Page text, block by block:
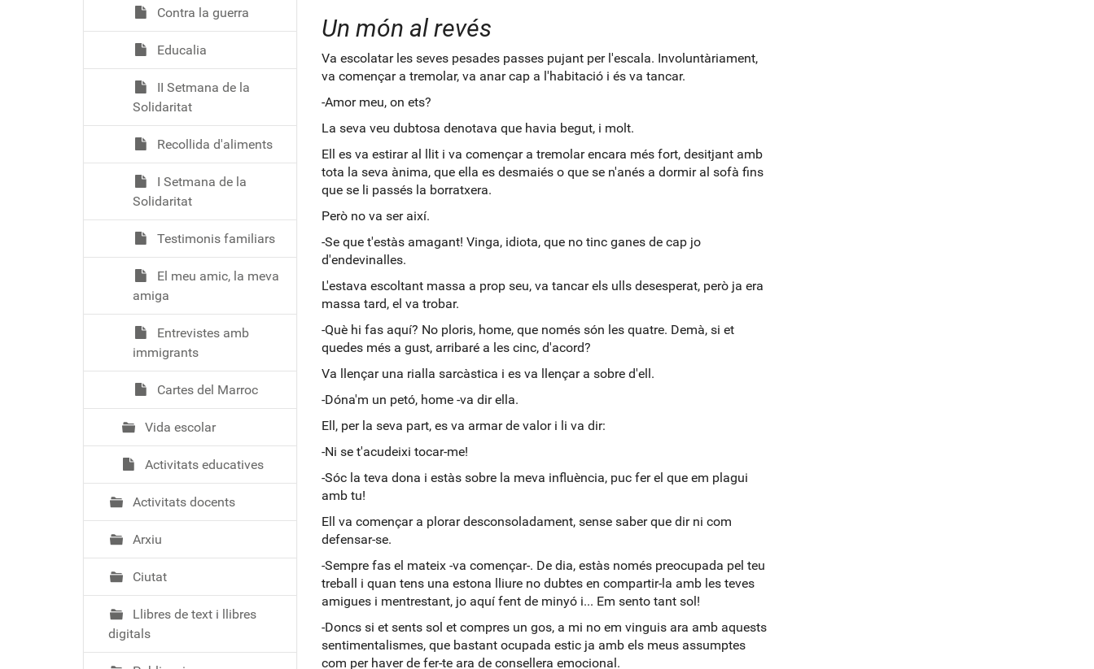
Un món al revés
Va escolatar les seves pesades passes pujant per l'escala. Involuntàriament,
va començar a tremolar, va anar cap a l'habitació i és va tancar.
-Amor meu, on ets?
La seva veu dubtosa denotava que havia begut, i molt.
Ell es va estirar al llit i va començar a tremolar encara més fort, desitjant amb
tota la seva ànima, que ella es desmaiés o que se n'anés a dormir al sofà fins
que se li passés la borratxera.
Però no va ser així.
-Se que t'estàs amagant! Vinga, idiota, que no tinc ganes de cap jo
d'endevinalles.
L'estava escoltant massa a prop seu, va tancar els ulls desesperat, però ja era
massa tard, el va trobar.
-Què hi fas aquí? No ploris, home, que només són les quatre. Demà, si et
quedes més a gust, arribaré a les cinc, d'acord?
Va llençar una rialla sarcàstica i es va llençar a sobre d'ell.
-Dóna'm un petó, home -va dir ella.
Ell, per la seva part, es va armar de valor i li va dir:
-Ni se t'acudeixi tocar-me!
-Sóc la teva dona i estàs sobre la meva influència, puc fer el que em plagui
amb tu!
Ell va començar a plorar desconsoladament, sense saber que dir ni com
defensar-se.
-Sempre fas el mateix -va començar-. De dia, estàs només preocupada pel teu
treball i quan tens una estona lliure no dubtes en compartir-la amb les teves
amigues i mentrestant, jo aquí fent de minyó i... Em sento tant sol!
-Doncs si et sents sol et compres un gos, a mi no em vinguis ara amb aquests
sentimentalismes, que bastant ocupada estic ja amb els meus assumptes
com per haver de fer-te ara de consellera emocional.
Contra la guerra
Educalia
II Setmana de la
Solidaritat
Recollida d'aliments
I Setmana de la
Solidaritat
Testimonis familiars
El meu amic, la meva
amiga
Entrevistes amb
immigrants
Cartes del Marroc
Vida escolar
Activitats educatives
Activitats docents
Arxiu
Ciutat
Llibres de text i llibres
digitals